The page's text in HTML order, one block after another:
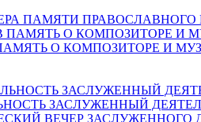
ПАМЯТИ
О КОМПОЗИТОРЕ И
ЗАСЛУЖЕННЫЙ